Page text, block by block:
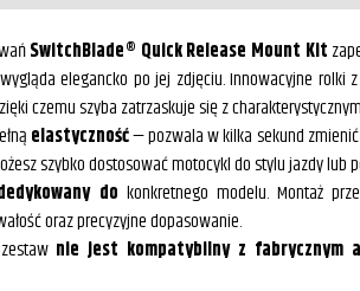
SwitchBlade® Quick Release Mount Kit
elegancko po jej zdjęciu. Innowacyjne rolki
czemu szyba zatrzaskuje się z
elastyczność— pozwala w kilka sekund
szybko dostosować motocykl do stylu jazdy lub
do konkretnego modelu. Montaż
oraz precyzyjne dopasowanie.
nie jest kompatybilny z fabrycznym